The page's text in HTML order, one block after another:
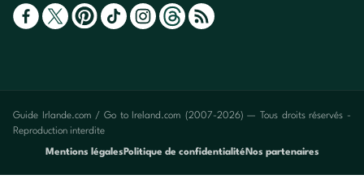
Guide Irlande.com / Go to Ireland.com (2007-2026) — Tous droits réservés -
Reproduction interdite
Mentions légales Politique de confidentialité Nos partenaires